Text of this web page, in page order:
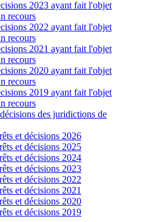
2023 ayant fait l'objet
recours
2022 ayant fait l'objet
recours
2021 ayant fait l'objet
recours
2020 ayant fait l'objet
recours
2019 ayant fait l'objet
recours
des juridictions de
et décisions 2026
et décisions 2025
et décisions 2024
et décisions 2023
et décisions 2022
et décisions 2021
et décisions 2020
et décisions 2019